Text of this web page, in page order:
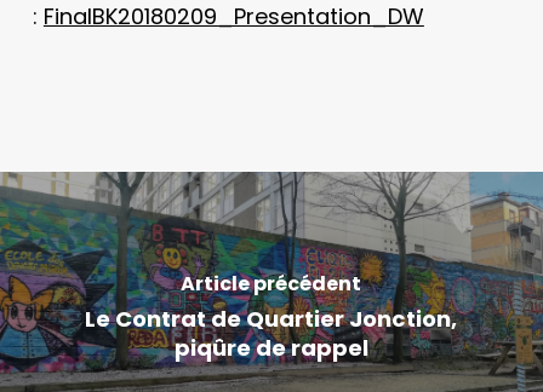
: FinalBK20180209_Presentation_DW
Article précédent
Le Contrat de Quartier Jonction,
piqûre de rappel